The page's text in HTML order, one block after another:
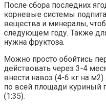
После сбора последних
корневые системы
вещества и минералы,
следующем году. Также
нужна фруктоза.
Можно просто обойтись
действовать через 3-4
внести навоз (4-6 кг на
по всей площади куриный
(1:35).